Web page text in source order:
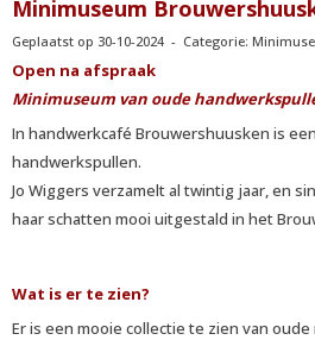
Minimuseum
Geplaatst op 30-10-2024 - Categorie:
Open na afspraak
Minimuseum van oude
In handwerkcafé Brouwershuusken is
handwerkspullen.
Jo Wiggers verzamelt al twintig jaar, en
haar schatten mooi uitgestald in het
Wat is er te zien?
Er is een mooie collectie te zien van